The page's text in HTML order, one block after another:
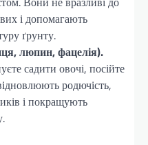
і допомагають
ґрунту.
люпин, фацелія).
садити овочі, посійте
родючість,
і покращують